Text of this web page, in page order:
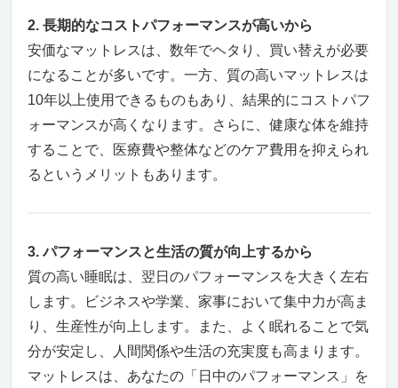
2. 長期的なコストパフォーマンスが高いから
安価なマットレスは、数年でヘタり、買い替えが必要
になることが多いです。一方、質の高いマットレスは
10年以上使用できるものもあり、結果的にコストパフ
ォーマンスが高くなります。さらに、健康な体を維持
することで、医療費や整体などのケア費用を抑えられ
るというメリットもあります。
3. パフォーマンスと生活の質が向上するから
質の高い睡眠は、翌日のパフォーマンスを大きく左右
します。ビジネスや学業、家事において集中力が高ま
り、生産性が向上します。また、よく眠れることで気
分が安定し、人間関係や生活の充実度も高まります。
マットレスは、あなたの「日中のパフォーマンス」を